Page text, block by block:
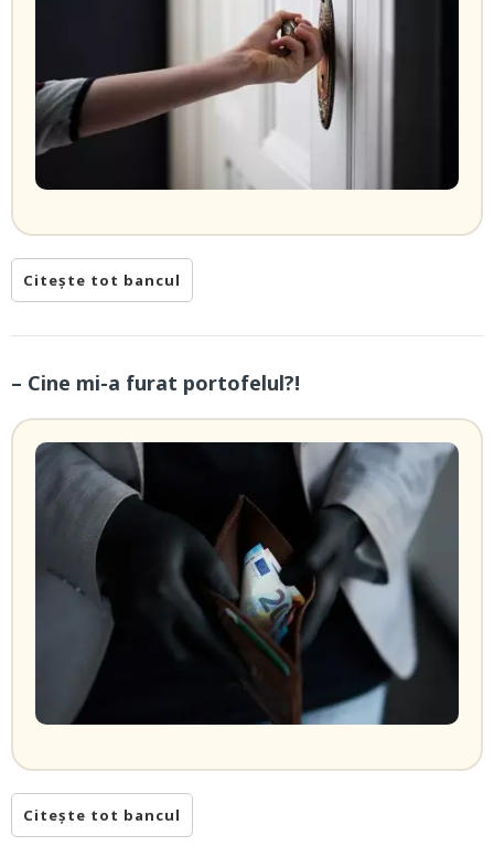
Citește tot bancul
– Cine mi-a furat portofelul?!
Citește tot bancul